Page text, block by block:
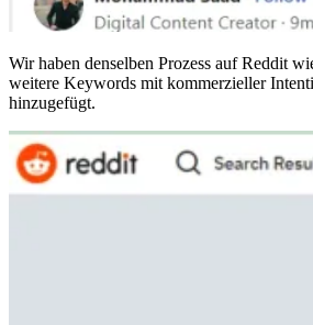
Wir haben denselben Prozess auf Reddit
weitere Keywords mit kommerzieller
hinzugefügt.